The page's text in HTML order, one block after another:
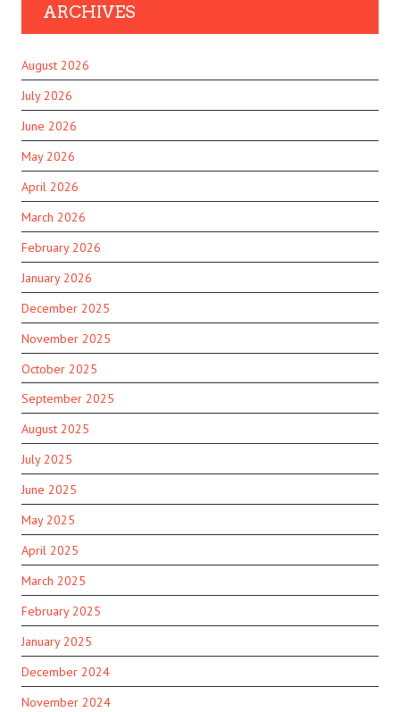
ARCHIVES
August 2026
July 2026
June 2026
May 2026
April 2026
March 2026
February 2026
January 2026
December 2025
November 2025
October 2025
September 2025
August 2025
July 2025
June 2025
May 2025
April 2025
March 2025
February 2025
January 2025
December 2024
November 2024